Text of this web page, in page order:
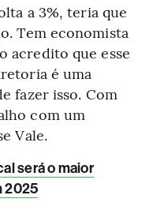
a 3%, teria que
Tem economista
acredito que esse
é uma
fazer isso. Com
com um
Vale.
será o maior
2025